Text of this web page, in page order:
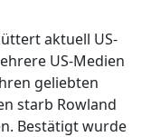
aktuell US-
US-Medien
geliebten
starb Rowland
Bestätigt wurde